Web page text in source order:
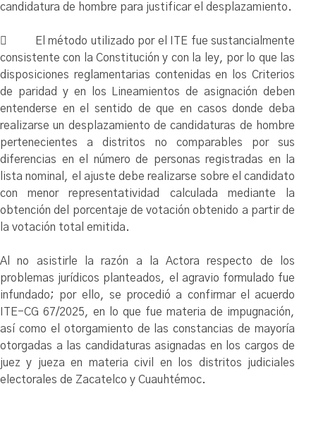
candidatura de hombre para justificar el desplazamiento.
 El método utilizado por el ITE fue sustancialmente
consistente con la Constitución y con la ley, por lo que las
disposiciones reglamentarias contenidas en los Criterios
de paridad y en los Lineamientos de asignación deben
entenderse en el sentido de que en casos donde deba
realizarse un desplazamiento de candidaturas de hombre
pertenecientes a distritos no comparables por sus
diferencias en el número de personas registradas en la
lista nominal, el ajuste debe realizarse sobre el candidato
con menor representatividad calculada mediante la
obtención del porcentaje de votación obtenido a partir de
la votación total emitida.
Al no asistirle la razón a la Actora respecto de los
problemas jurídicos planteados, el agravio formulado fue
infundado; por ello, se procedió a confirmar el acuerdo
ITE-CG 67/2025, en lo que fue materia de impugnación,
así como el otorgamiento de las constancias de mayoría
otorgadas a las candidaturas asignadas en los cargos de
juez y jueza en materia civil en los distritos judiciales
electorales de Zacatelco y Cuauhtémoc.